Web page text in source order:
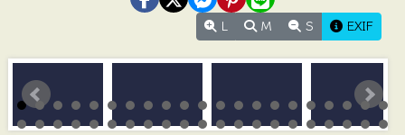
M S EXIF